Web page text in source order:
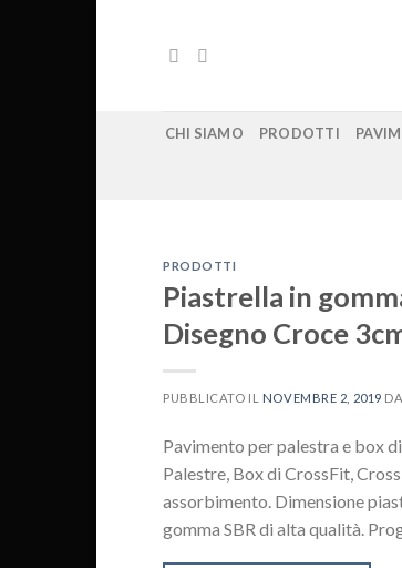
CHI SIAMO PRODOTTI
PRODOTTI
Piastrella in
Disegno Croce
PUBBLICATO IL NOVEMBRE 2, 2019
Pavimento per palestra e box
Palestre, Box di CrossFit,
assorbimento. Dimensione
gomma SBR di alta qualità.